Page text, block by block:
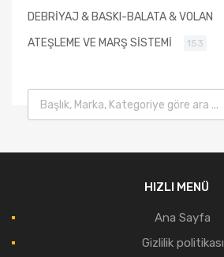
DEBRİYAJ & BASKI-BALATA & VOLAN
ATEŞLEME VE MARŞ SİSTEMİ 153
Products search
HIZLI MENÜ
Ana Sayfa
Gizlilik politikası